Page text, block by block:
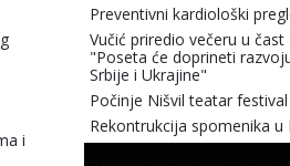
i
Preventivni kardiološki
Vučić priredio večeru u čast
"Poseta će doprineti
Srbije i Ukrajine"
Počinje Nišvil teatar festival
Rekontrukcija spomenika u